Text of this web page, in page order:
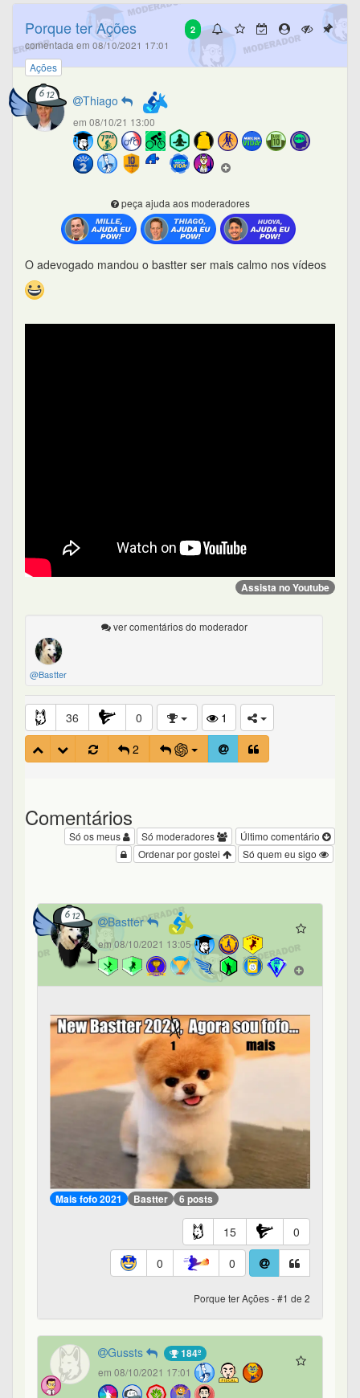
2
Porque ter Ações
comentada em 08/10/2021 17:01
Ações
Thiago
em 08/10/21 13:00
peça ajuda aos moderadores
O adevogado mandou o bastter ser mais calmo nos vídeos
Assista no Youtube
ver comentários do moderador
@Bastter
36 0
1
2
Comentários
Último comentário
Só moderadores
Só os meus
Só quem eu sigo
Ordenar por gostei
Bastter
em 08/10/2021 13:05
Mais fofo 2021 Bastter 6 posts
15
0
0
0
Porque ter Ações - #1 de 2
Gussts 184º
em 08/10/2021 17:01